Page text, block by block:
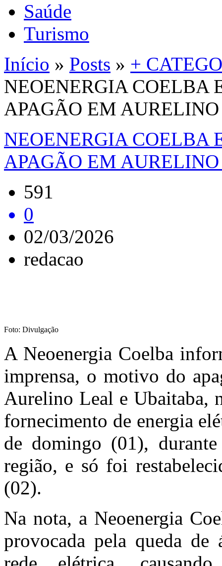
Saúde
Turismo
Início » Posts » +
NEOENERGIA COELBA
APAGÃO EM
NEOENERGIA COELBA
APAGÃO EM
591
0
02/03/2026
redacao
Foto: Divulgação
A Neoenergia Coelba
imprensa, o motivo do
Aurelino Leal e Ubaitaba,
fornecimento de energia
de domingo (01),
região, e só foi
(02).
Na nota, a Neoenergia
provocada pela queda de